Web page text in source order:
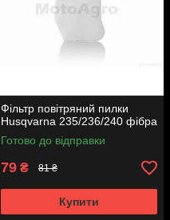
Фільтр повітряний пилки
Husqvarna 235/236/240 фібра
Готово до відправки
79 ₴ 81 ₴
Купити